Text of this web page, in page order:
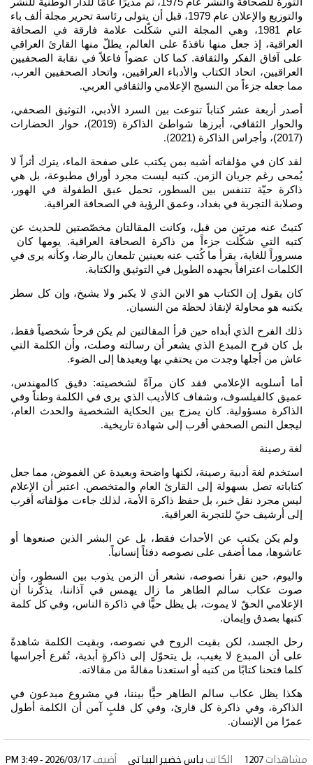
والتوزيع والإعلان عام 1979، قبل أن يتولى رئاسة تحرير مجلة ألف باء
عام 1981، وهي المجلة التي شكّلت علامة فارقة في الصحافة
العراقية، إذ جعل منها نافذةً على العالم، يطلّ منها القارئ العراقي
على آفاق الفكر والثقافة. كما كان عضواً فاعلاً في نقابة الصحفيين
العراقيين، اتحاد الكتاب والأدباء العراقيين، واتحاد الصحفيين العرب،
مما جعله جزءاً من النسيج الإعلامي والثقافي العربي.
أصدر أربعة عشر كتاباً تنوعت بين السرد الأدبي، التوثيق الصحفي،
والحوار الثقافي، أبرزها شواطئ الذاكرة (2019)، حوار الحضارات
(2017)، وأجراس الذاكرة (2021
).
لقد كان في مؤلفاته أشبه بمن يكتب على صفحة الماء، يترك أثراً لا
يُمحى رغم جريان الزمن. كتبه ليست مجرد أوراق مطبوعة، بل هي
ذاكرة حيّة تتنفس بين السطور، تحمل عبق الطفولة في الهور،
وصلابة التجربة في بغداد، وعمق الرؤية في الصحافة العراقية.
كتبتُ عنه مرتين من قبل، وكانت المقالتان مخصّصتين للحديث عن
كتبه التي شكّلت جزءاً من ذاكرة الصحافة العراقية. يومها كان
مسروراً للغاية، يقرأ ما كُتب عنه بعينين تلمعان بالرضا، وكأنه يرى في
الكلمات اعترافاً بجهده الطويل في التوثيق والكتابة.
كان يقول إن الكتاب هو الابن الذي لا يكبر ولا يشيخ، وإن كل سطر
يكتبه هو محاولة لإنقاذ لحظة من النسيان.
ذلك الفرح الذي أبداه حين قرأ المقالتين لم يكن فرحاً شخصياً فقط،
بل كان فرح المبدع الذي يشعر أن رسالته وصلت، وأن الكلمة التي
عاش من أجلها وجدت من يحتفي بها ويعيدها إلى الضوء.
أما أسلوبه الإعلامي فقد كان مرآةً لشخصيته: دقيق كالمهندس،
عميق كالفيلسوف، وشفاف كالأديب الذي يرى في الكلمة وطناً وفي
الذاكرة مسؤولية. كان يمزج بين الحكاية الشخصية والحدث العام،
ليجعل النص الصحفي أقرب إلى شهادة تاريخية.
لغة رصينة
استخدم لغة أدبية رصينة، لكنها واضحة وبعيدة عن الغموض، مما جعل
كتاباته تصل بسهولة إلى القارئ العام والمتخصص. اعتبر أن الإعلام
ليس مجرد نقل خبر، بل حفظ ذاكرة الأمة، لذلك جاءت مؤلفاته أقرب
إلى أرشيف حيّ للتجربة العراقية.
ولم يكن يكتب عن الأحداث فقط، بل عن البشر الذين صنعوها أو
عاشوها، مما أضفى على نصوصه دفئاً إنسانياً.
واليوم، حين نقرأ نصوصه، نشعر أن الزمن يذوب بين السطور، وأن
صوت عكاب سالم الطاهر ما زال يهمس في آذاننا، يذكّرنا أن
الإعلامي الحقّ لا يموت، بل يظل حيًّا في ذاكرة الناس، وفي كل كلمة
كتبها بصدق وإيمان.
رحل الجسد، لكن بقيت الروح في نصوصه، وبقيت الكلمة شاهدةً
على أن المبدع لا يغيب، بل يتحوّل إلى ذاكرةٍ أبدية، تُقرع أجراسها
كلما فتحنا كتابًا من كتبه أو استعدنا مقالةً من مقالاته.
هكذا يظل عكاب سالم الطاهر حيًّا بيننا، في مشروع مبدعون في
الذاكرة، وفي ذاكرة كل قارئ، وفي كل قلبٍ آمن أن الكلمة أطول
عمرًا من الإنسان.
مشاهدات 1207 الكاتب ياس خضير البياتي أضيف 2026/03/17 - 3:49 PM